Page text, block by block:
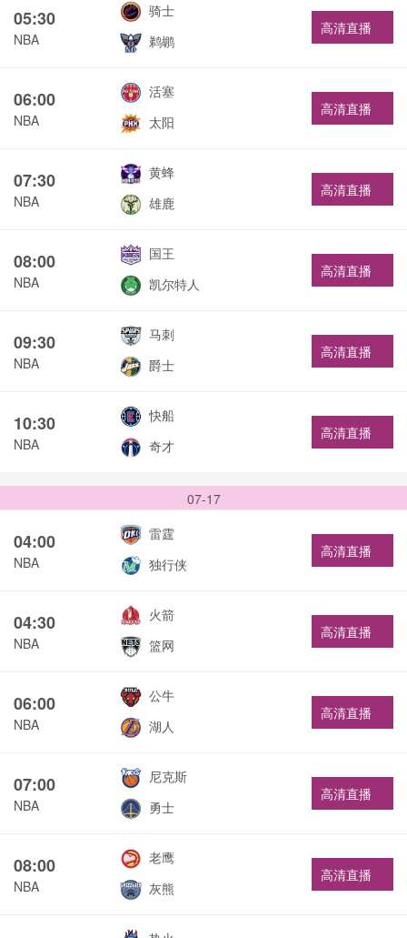
05:30
NBA
骑士
鹈鹕
高清直播
06:00
NBA
活塞
太阳
高清直播
07:30
NBA
黄蜂
雄鹿
高清直播
08:00
NBA
国王
凯尔特人
高清直播
09:30
NBA
马刺
爵士
高清直播
10:30
NBA
快船
奇才
高清直播
07-17
04:00
NBA
雷霆
独行侠
高清直播
04:30
NBA
火箭
篮网
高清直播
06:00
NBA
公牛
湖人
高清直播
07:00
NBA
尼克斯
勇士
高清直播
08:00
NBA
老鹰
灰熊
高清直播